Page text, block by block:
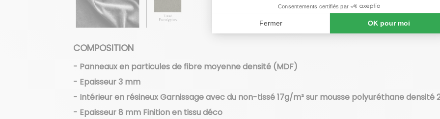
COMPOSITION
- Panneaux en particules de fibre moyenne densité (MDF)
- Epaisseur 3 mm
- Intérieur en résineux Garnissage avec du non-tissé 17g/m² sur mousse polyuréthane densité
- Epaisseur 8 mm Finition en tissu déco